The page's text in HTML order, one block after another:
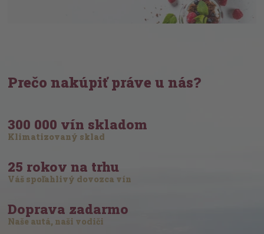
Prečo nakúpiť práve u nás?
300 000 vín skladom
Klimatizovaný sklad
25 rokov na trhu
Váš spoľahlivý dovozca vín
Doprava zadarmo
Naše autá, naši vodiči